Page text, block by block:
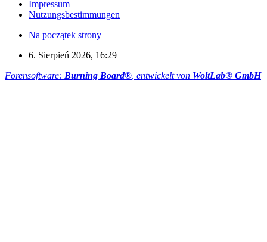
Impressum
Nutzungsbestimmungen
Na początek strony
6. Sierpień 2026, 16:29
Forensoftware: Burning Board®, entwickelt von WoltLab® GmbH